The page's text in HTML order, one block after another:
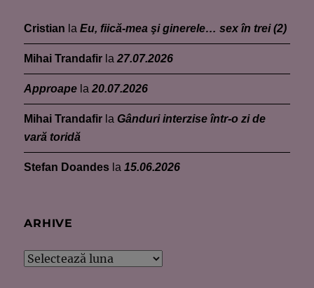
Cristian laEu, fiică-mea şi ginerele… sex în trei (2)
Mihai Trandafir la27.07.2026
Approape la20.07.2026
Mihai Trandafir la Gânduri interzise într-o zi de
vară toridă
Stefan Doandes la15.06.2026
ARHIVE
Arhive